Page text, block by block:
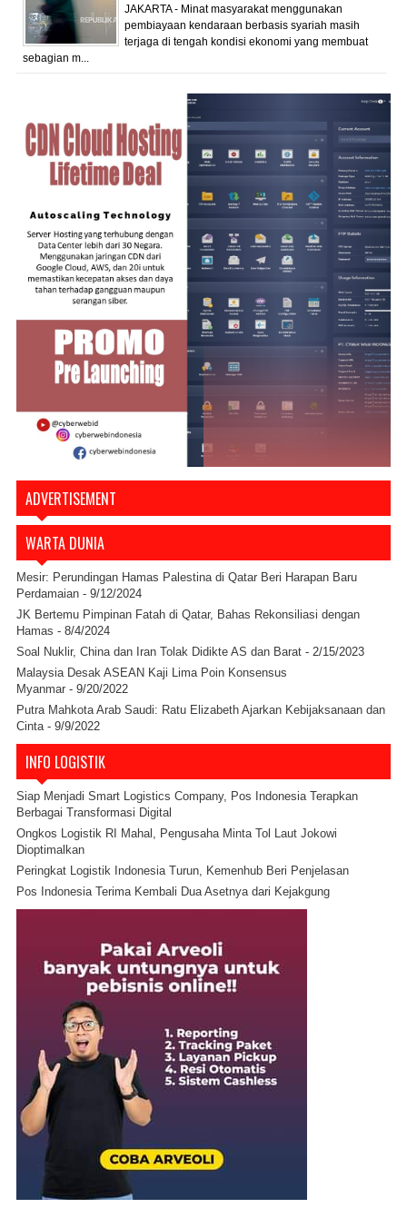
JAKARTA - Minat masyarakat menggunakan
pembiayaan kendaraan berbasis syariah masih
terjaga di tengah kondisi ekonomi yang membuat
sebagian m...
ADVERTISEMENT
WARTA DUNIA
Mesir: Perundingan Hamas Palestina di Qatar Beri Harapan Baru
Perdamaian - 9/12/2024
JK Bertemu Pimpinan Fatah di Qatar, Bahas Rekonsiliasi dengan
Hamas - 8/4/2024
Soal Nuklir, China dan Iran Tolak Didikte AS dan Barat - 2/15/2023
Malaysia Desak ASEAN Kaji Lima Poin Konsensus
Myanmar - 9/20/2022
Putra Mahkota Arab Saudi: Ratu Elizabeth Ajarkan Kebijaksanaan dan
Cinta- 9/9/2022
INFO LOGISTIK
Siap Menjadi Smart Logistics Company, Pos Indonesia Terapkan
Berbagai Transformasi Digital
Ongkos Logistik RI Mahal, Pengusaha Minta Tol Laut Jokowi
Dioptimalkan
Peringkat Logistik Indonesia Turun, Kemenhub Beri Penjelasan
Pos Indonesia Terima Kembali Dua Asetnya dari Kejakgung